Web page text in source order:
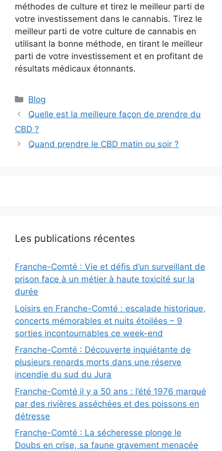
méthodes de culture et tirez le meilleur parti de
votre investissement dans le cannabis. Tirez le
meilleur parti de votre culture de cannabis en
utilisant la bonne méthode, en tirant le meilleur
parti de votre investissement et en profitant de
résultats médicaux étonnants.
Catégories
Blog
Quelle est la meilleure façon de prendre du
CBD ?
Quand prendre le CBD matin ou soir ?
Les publications récentes
Franche-Comté : Vie et défis d’un surveillant de
prison face à un métier à haute toxicité sur la
durée
Loisirs en Franche-Comté : escalade historique,
concerts mémorables et nuits étoilées – 9
sorties incontournables ce week-end
Franche-Comté : Découverte inquiétante de
plusieurs renards morts dans une réserve
incendie du sud du Jura
Franche-Comté il y a 50 ans : l’été 1976 marqué
par des rivières asséchées et des poissons en
détresse
Franche-Comté : La sécheresse plonge le
Doubs en crise, sa faune gravement menacée